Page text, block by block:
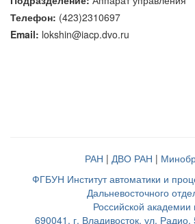
Телефон: (423)2310697
Email: lokshin@iacp.dvo.ru
РАН | ДВО РАН |
ФГБУН Институт автоматики и
Дальневосточного
Российской академии
690041, г. Владивосток, ул.